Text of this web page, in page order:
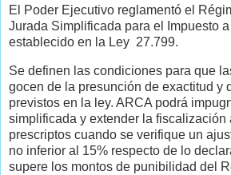
El Poder Ejecutivo reglamentó el
Jurada Simplificada para el Impuesto
establecido en la Ley 27.799.
Se definen las condiciones para que
gocen de la presunción de exactitud y
previstos en la ley. ARCA podrá
simplificada y extender la fiscalización
prescriptos cuando se verifique un
no inferior al 15% respecto de lo
supere los montos de punibilidad del